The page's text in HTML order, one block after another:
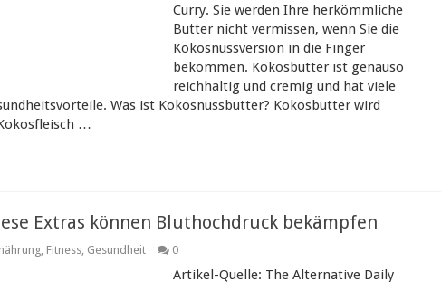
Curry. Sie werden Ihre herkömmliche
Butter nicht vermissen, wenn Sie die
Kokosnussversion in die Finger
bekommen. Kokosbutter ist genauso
reichhaltig und cremig und hat viele
Was ist Kokosnussbutter? Kokosbutter wird
…
Extras können Bluthochdruck bekämpfen
, Fitness, Gesundheit 0
Artikel-Quelle: The Alternative Daily